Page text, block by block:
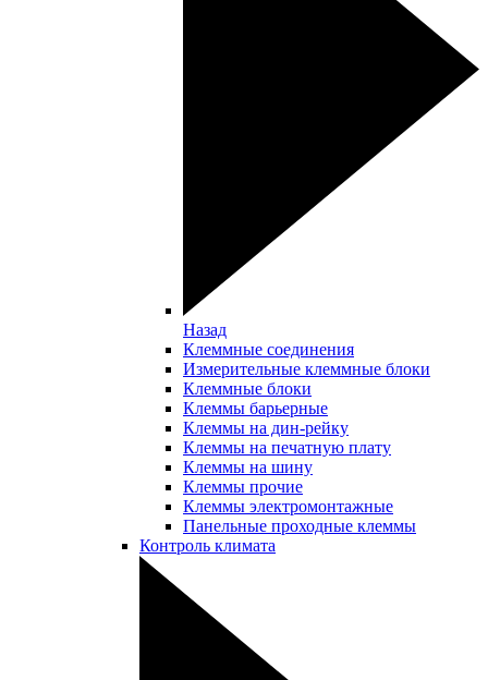
Назад
Клеммные соединения
Измерительные клеммные блоки
Клеммные блоки
Клеммы барьерные
Клеммы на дин-рейку
Клеммы на печатную плату
Клеммы на шину
Клеммы прочие
Клеммы электромонтажные
Панельные проходные клеммы
Контроль климата